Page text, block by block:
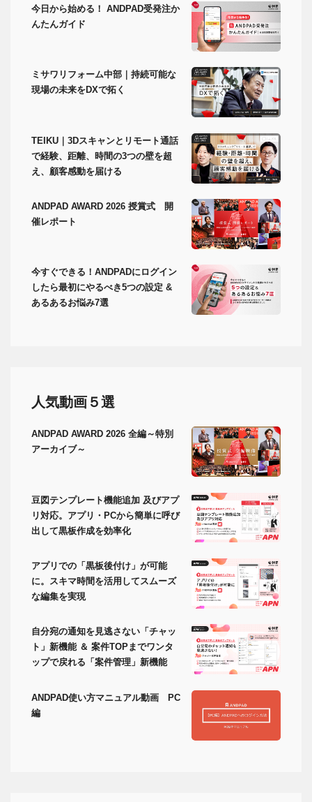
今日から始める！ ANDPAD受発注か
んたんガイド
ミサワリフォーム中部｜持続可能な
現場の未来をDXで拓く
TEIKU｜3Dスキャンとリモート通話
で経験、距離、時間の3つの壁を超
え、顧客感動を届ける
ANDPAD AWARD 2026 授賞式 開
催レポート
今すぐできる！ANDPADにログイン
したら最初にやるべき5つの設定 &
あるあるお悩み7選
人気動画５選
ANDPAD AWARD 2026 全編～特別
アーカイブ～
豆図テンプレート機能追加 及びアプ
リ対応。アプリ・PCから簡単に呼び
出して黒板作成を効率化
アプリでの「黒板後付け」が可能
に。スキマ時間を活用してスムーズ
な編集を実現
自分宛の通知を見逃さない「チャッ
ト」新機能 ＆ 案件TOPまでワンタ
ップで戻れる「案件管理」新機能
ANDPAD使い方マニュアル動画 PC
編